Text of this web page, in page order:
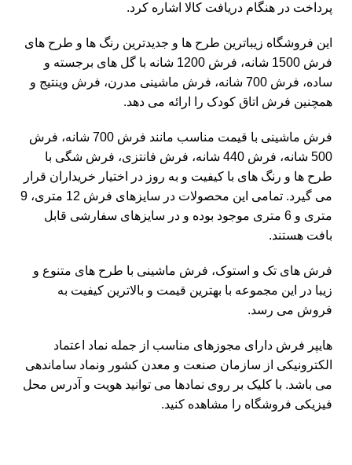
پرداخت در هنگام دریافت کالا اشاره کرد.
این فروشگاه زیباترین طرح ها و جدیدترین رنگ ها و طرح های
فرش 1500 شانه
، فرش 1200 شانه با گل های برجسته
و
ساده، فرش 700 شانه ، فرش ماشینی مدرن، فرش وینتیج و
همچنین فرش اتاق کودک را ارائه می دهد.
فرش ماشینی با قیمت مناسب مانند فرش 700 شانه، فرش
500 شانه، فرش 440 شانه، فرش فانتزی،
فرش شگی با
طرح ها و رنگ های با کیفیت و به روز در اختیار خریداران قرار
می گیرد. تمامی این محصولات در سایزهای فرش 12 متری، 9
متری و 6 متری موجود بوده و در سایزهای سفارشی قابل
بافت هستند.
فرش های تک و استوک، فرش ماشینی با طرح های متنوع و
زیبا در این مجموعه با بهترین قیمت و بالاترین کیفیت به
فروش می رسد.
هایپر فرش دارای مجوزهای مناسب از جمله نماد اعتماد
الکترونیکی از سازمان صنعت و معدن کشور ونماد ساماندهی
می باشد. با کلیک بر روی نمادها می توانید هویت و آدرس محل
فیزیکی فروشگاه را مشاهده کنید.